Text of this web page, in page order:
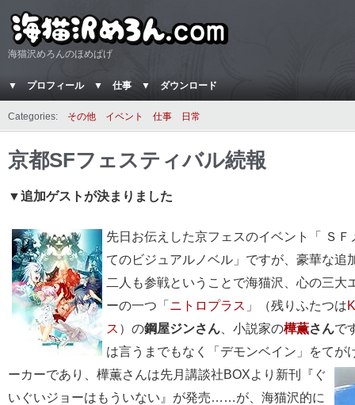
海猫沢めろんのほめぱげ
▼ プロフィール ▼ 仕事 ▼ ダウンロード
Categories: その他 イベント 仕事 日常
京都SFフェスティバル続報
▼追加ゲストが決まりました
先日お伝えした京フェスのイベント「 ＳＦ
てのビジュアルノベル」ですが、豪華な追
二人も参戦ということで海猫沢、心の三大
ーの一つ「ニトロプラス 」（残りふたつは
ス ）の鋼屋ジンさん 、小説家の樺薫さんで
は言うまでもなく「デモンベイン」をてが
ーカーであり、樺薫さんは先月講談社BOXより新刊 『ぐ
いぐいジョーはもういない』が発売……が、海猫沢的に